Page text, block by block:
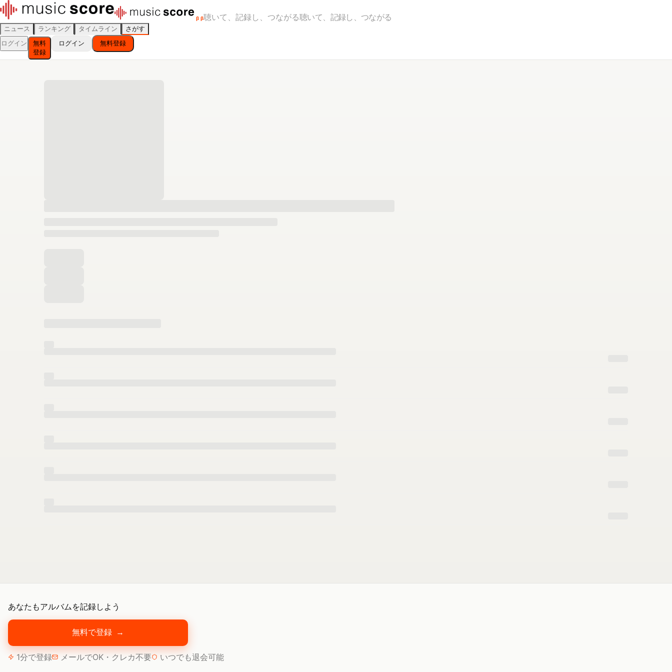
β β聴いて、記録し、つながる聴いて、記録し、つながる
ニュース ランキング タイムライン
さがす
ログイン
無料
登録
ログイン 無料登録
あなたもアルバムを記録しよう
無料で登録 →
1分で登録 メールでOK・クレカ不要 いつでも退会可能